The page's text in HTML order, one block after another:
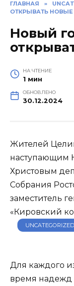
ГЛАВНАЯ »
ОТКРЫВАТЬ
Новый
НА ЧТЕНИЕ
1 мин
ОБНОВЛЕНО
30.12.2024
Жителей
наступающим
Христовым
Собрания
заместитель
«Кировский
UNCATEGORIZED
Для каждого
время надежд